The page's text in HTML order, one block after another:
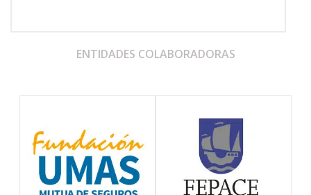
ENTIDADES COLABORADORAS